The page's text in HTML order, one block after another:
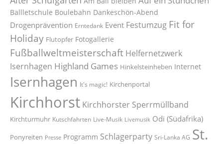
Ballletschule Boulebahn Dankeschön-Abend
Drogenprävention Erntedank Event Festumzug Fit for
Holiday Flutopfer Fotogallerie
Fußballweltmeisterschaft Helfernetzwerk
Isernhagen Highland Games Hinkelsteinheben Internet
Isernhagen It's magic! Kirchenportal
Kirchhorst Kirchhorster Sperrmüllband
Kirchturmuhr Kutschfahrten Live-Musik Livemusik Odi (Südafrika)
Ponyreiten Presse Programm Schlagerparty Sri-Lanka AG St.